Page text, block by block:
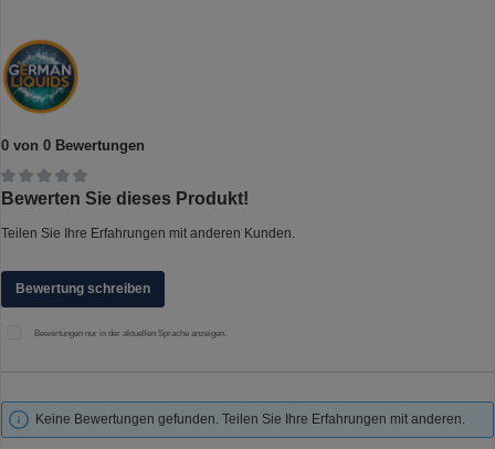
0 von 0 Bewertungen
Durchschnittliche Bewertung von 0 von 5 Sternen
Bewerten Sie dieses Produkt!
Teilen Sie Ihre Erfahrungen mit anderen Kunden.
Bewertung schreiben
Bewertungen nur in der aktuellen Sprache anzeigen.
Keine Bewertungen gefunden. Teilen Sie Ihre Erfahrungen mit anderen.